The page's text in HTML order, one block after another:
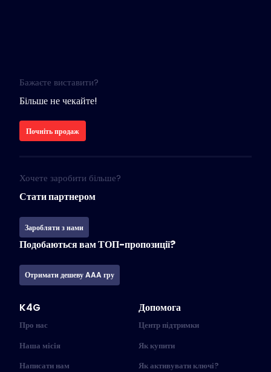
Бажаєте виставити?
Більше не чекайте!
Почніть продаж
Хочете заробити більше?
Стати партнером
Заробляти з нами
Подобаються вам ТОП-пропозиції?
Отримати дешеву AAA гру
K4G
Про нас
Наша місія
Написати нам
Допомога
Центр підтримки
Як купити
Як активувати ключі?